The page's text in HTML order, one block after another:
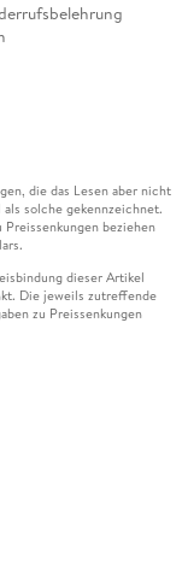
die das Lesen aber nicht
solche gekennzeichnet.
beziehen
dieser Artikel
Die jeweils zutreffende
zu Preissenkungen